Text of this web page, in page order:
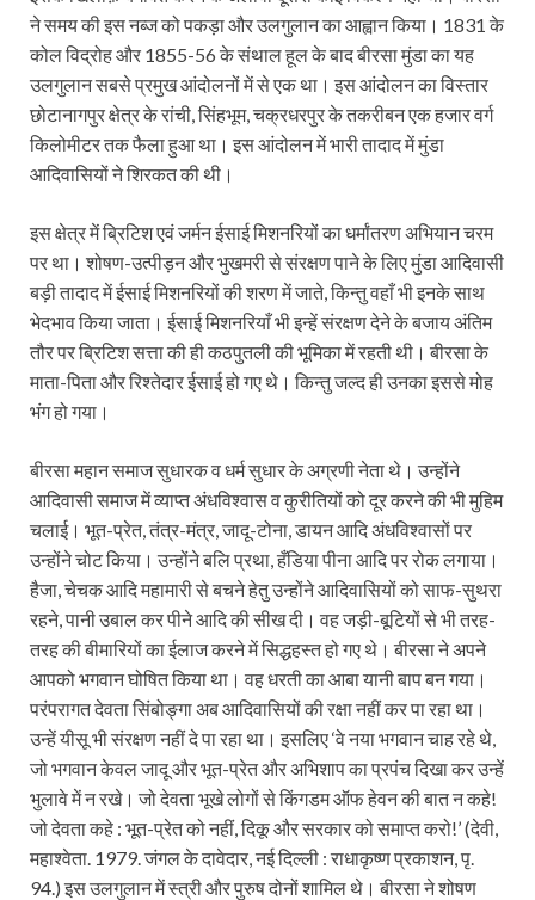
ने समय की इस नब्ज को पकड़ा और उलगुलान का आह्वान किया। 1831 के
कोल विद्रोह और 1855-56 के संथाल हूल के बाद बीरसा मुंडा का यह
उलगुलान सबसे प्रमुख आंदोलनों में से एक था। इस आंदोलन का विस्तार
छोटानागपुर क्षेत्र के रांची, सिंहभूम, चक्रधरपुर के तकरीबन एक हजार वर्ग
किलोमीटर तक फैला हुआ था। इस आंदोलन में भारी तादाद में मुंडा
आदिवासियों ने शिरकत की थी।
इस क्षेत्र में ब्रिटिश एवं जर्मन ईसाई मिशनरियों का धर्मांतरण अभियान चरम
पर था। शोषण-उत्पीड़न और भुखमरी से संरक्षण पाने के लिए मुंडा आदिवासी
बड़ी तादाद में ईसाई मिशनरियों की शरण में जाते, किन्तु वहाँ भी इनके साथ
भेदभाव किया जाता। ईसाई मिशनरियाँ भी इन्हें संरक्षण देने के बजाय अंतिम
तौर पर ब्रिटिश सत्ता की ही कठपुतली की भूमिका में रहती थी। बीरसा के
माता-पिता और रिश्तेदार ईसाई हो गए थे। किन्तु जल्द ही उनका इससे मोह
भंग हो गया।
बीरसा महान समाज सुधारक व धर्म सुधार के अग्रणी नेता थे। उन्होंने
आदिवासी समाज में व्याप्त अंधविश्वास व कुरीतियों को दूर करने की भी मुहिम
चलाई। भूत-प्रेत, तंत्र-मंत्र, जादू-टोना, डायन आदि अंधविश्वासों पर
उन्होंने चोट किया। उन्होंने बलि प्रथा, हँडिया पीना आदि पर रोक लगाया।
हैजा, चेचक आदि महामारी से बचने हेतु उन्होंने आदिवासियों को साफ-सुथरा
रहने, पानी उबाल कर पीने आदि की सीख दी। वह जड़ी-बूटियों से भी तरह-
तरह की बीमारियों का ईलाज करने में सिद्धहस्त हो गए थे। बीरसा ने अपने
आपको भगवान घोषित किया था। वह धरती का आबा यानी बाप बन गया।
परंपरागत देवता सिंबोङ्गा अब आदिवासियों की रक्षा नहीं कर पा रहा था।
उन्हें यीसू भी संरक्षण नहीं दे पा रहा था। इसलिए ‘वे नया भगवान चाह रहे थे,
जो भगवान केवल जादू और भूत-प्रेत और अभिशाप का प्रपंच दिखा कर उन्हें
भुलावे में न रखे। जो देवता भूखे लोगों से किंगडम ऑफ हेवन की बात न कहे!
जो देवता कहे : भूत-प्रेत को नहीं, दिकू और सरकार को समाप्त करो!’ (देवी,
महाश्वेता. 1979. जंगल के दावेदार, नई दिल्ली : राधाकृष्ण प्रकाशन, पृ.
94.) इस उलगुलान में स्त्री और पुरुष दोनों शामिल थे। बीरसा ने शोषण